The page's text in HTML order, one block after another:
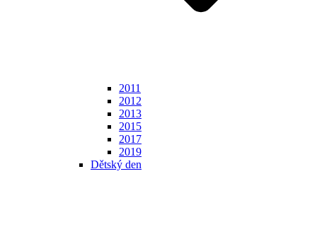
2011
2012
2013
2015
2017
2019
Dětský den